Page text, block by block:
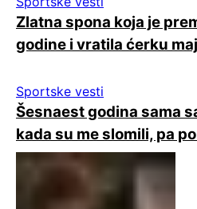
Zlatna spona koja je
godine i vratila ćerku
Sportske vesti
Šesnaest godina sama
kada su me slomili, pa